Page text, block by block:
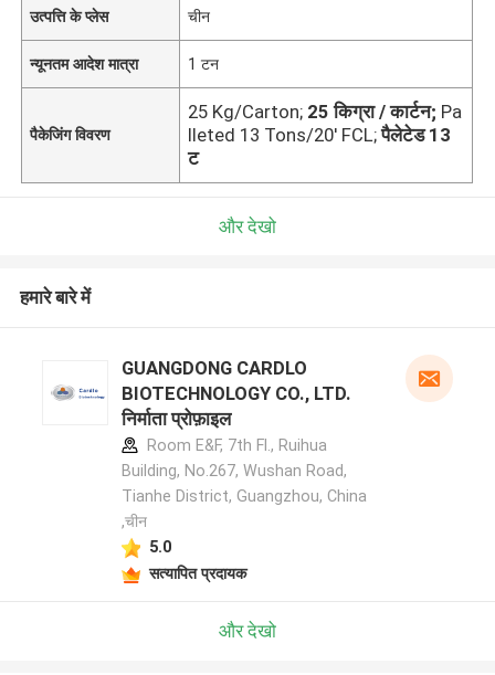
उत्पत्ति के प्लेस चीन
न्यूनतम आदेश मात्रा 1 टन
पैकेजिंग विवरण
25 Kg/Carton; 25 किग्रा / कार्टन; Pa
lleted 13 Tons/20' FCL; पैलेटेड 13
ट
और देखो
हमारे बारे में
GUANGDONG CARDLO
BIOTECHNOLOGY CO., LTD.
निर्माता प्रोफ़ाइल
Room E&F, 7th Fl., Ruihua
Building, No.267, Wushan Road,
Tianhe District, Guangzhou, China
,चीन
5.0
सत्यापित प्रदायक
और देखो